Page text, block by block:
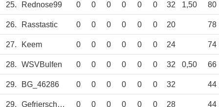
25. Rednose99 0 0 0 0 0 0 32 1,50 80
26. Rasstastic 0 0 0 0 0 0 20 78
27. Keem 0 0 0 0 0 0 24 74
28. WSVBulfen 0 0 0 0 0 0 32 0,50 66
29. BG_46286 0 0 0 0 0 0 32 44
29. Gefrierschrank 0 0 0 0 0 0 28 44